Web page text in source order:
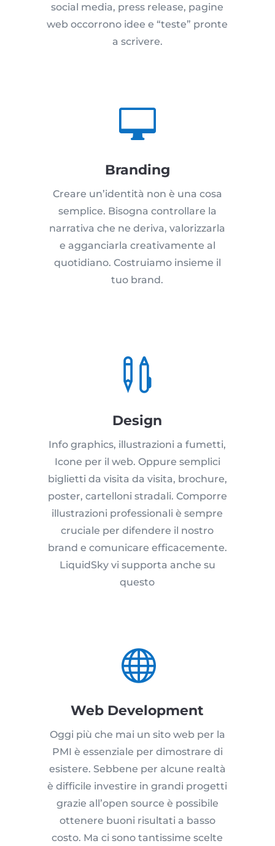
social media, press release, pagine
web occorrono idee e “teste” pronte
a scrivere.

Branding
Creare un’identità non è una cosa
semplice. Bisogna controllare la
narrativa che ne deriva, valorizzarla
e agganciarla creativamente al
quotidiano. Costruiamo insieme il
tuo brand.

Design
Info graphics, illustrazioni a fumetti,
Icone per il web. Oppure semplici
biglietti da visita da visita, brochure,
poster, cartelloni stradali. Comporre
illustrazioni professionali è sempre
cruciale per difendere il nostro
brand e comunicare efficacemente.
LiquidSky vi supporta anche su
questo

Web Development
Oggi più che mai un sito web per la
PMI è essenziale per dimostrare di
esistere. Sebbene per alcune realtà
è difficile investire in grandi progetti
grazie all’open source è possibile
ottenere buoni risultati a basso
costo. Ma ci sono tantissime scelte